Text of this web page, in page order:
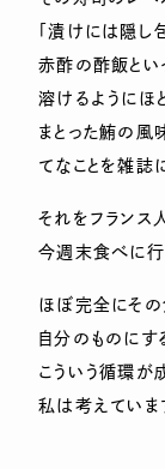
「漬けには隠し
赤酢の酢飯とい
溶けるようにほ
まとった鮪の風
てなことを雑誌
それをフランス
今週末食べに行
ほぼ完全にそ
自分のものにす
こういう循環が
私は考えていま